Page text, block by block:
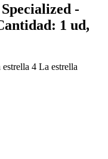
-
1 ud,
estrella 4 La estrella